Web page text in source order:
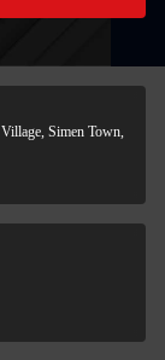
Simen Town,